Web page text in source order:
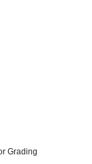
Grading